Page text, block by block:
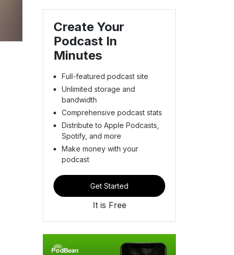
Create Your
Podcast In
Minutes
Full-featured podcast site
Unlimited storage and
bandwidth
Comprehensive podcast stats
Distribute to Apple Podcasts,
Spotify, and more
Make money with your
podcast
Get Started
It is Free